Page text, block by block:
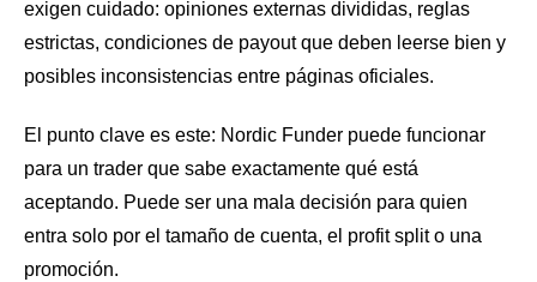
exigen cuidado: opiniones externas divididas, reglas
estrictas, condiciones de payout que deben leerse bien y
posibles inconsistencias entre páginas oficiales.
El punto clave es este: Nordic Funder puede funcionar
para un trader que sabe exactamente qué está
aceptando. Puede ser una mala decisión para quien
entra solo por el tamaño de cuenta, el profit split o una
promoción.